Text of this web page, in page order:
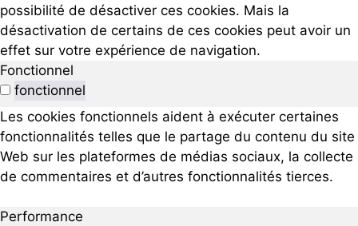
possibilité de désactiver ces cookies. Mais la
désactivation de certains de ces cookies peut avoir un
effet sur votre expérience de navigation.
Fonctionnel
fonctionnel
Les cookies fonctionnels aident à exécuter certaines
fonctionnalités telles que le partage du contenu du site
Web sur les plateformes de médias sociaux, la collecte
de commentaires et d’autres fonctionnalités tierces.
Performance